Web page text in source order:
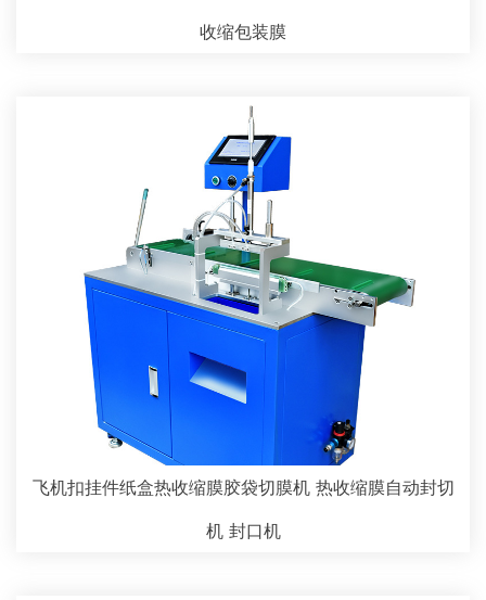
收缩包装膜
飞机扣挂件纸盒热收缩膜胶袋切膜机 热收缩膜自动封切
机 封口机